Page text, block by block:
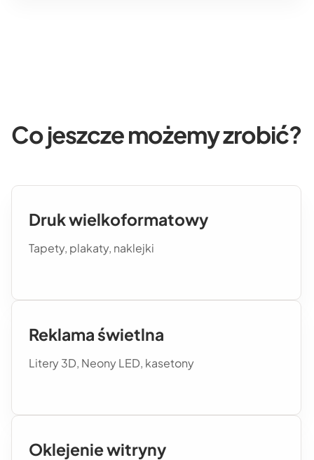
Co jeszcze możemy zrobić?
Druk wielkoformatowy
Tapety, plakaty, naklejki
Reklama świetlna
Litery 3D, Neony LED, kasetony
Oklejenie witryny